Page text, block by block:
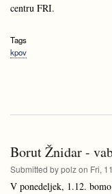
centru FRI.
Tags
kpov
Borut Žnidar -
Submitted bypolzon Fri,
V ponedeljek, 1.12.